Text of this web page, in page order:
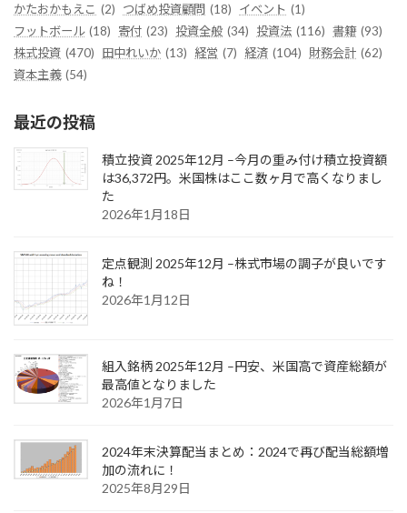
かたおかもえこ (2) つばめ投資顧問 (18) イベント (1)
フットボール (18) 寄付 (23) 投資全般 (34) 投資法 (116) 書籍 (93)
株式投資 (470) 田中れいか (13) 経営 (7) 経済 (104) 財務会計 (62)
資本主義 (54)
最近の投稿
積立投資 2025年12月 –今月の重み付け積立投資額
は36,372円。米国株はここ数ヶ月で高くなりまし
た
2026年1月18日
定点観測 2025年12月 –株式市場の調子が良いです
ね！
2026年1月12日
組入銘柄 2025年12月 –円安、米国高で資産総額が
最高値となりました
2026年1月7日
2024年末決算配当まとめ：2024で再び配当総額増
加の流れに！
2025年8月29日